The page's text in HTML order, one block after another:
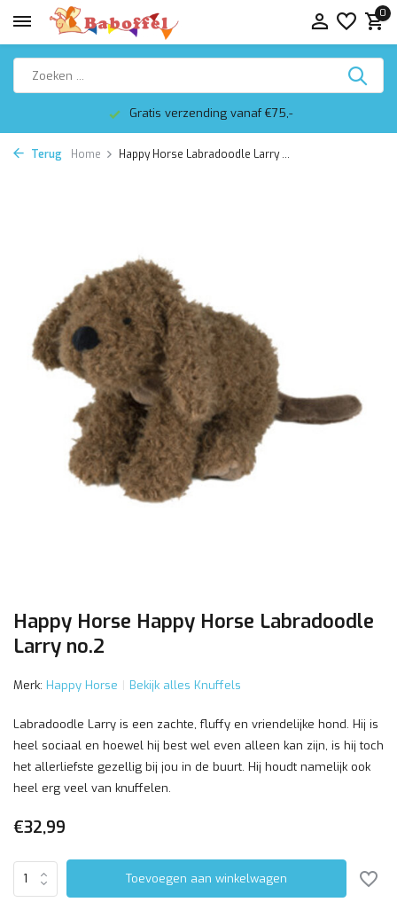
0
Gratis verzending vanaf €75,-
Terug Home Happy Horse Labradoodle Larry ...
Happy Horse Happy Horse Labradoodle
Larry no.2
Merk: Happy Horse Bekijk alles Knuffels
Labradoodle Larry is een zachte, fluffy en vriendelijke hond. Hij is
heel sociaal en hoewel hij best wel even alleen kan zijn, is hij toch
het allerliefste gezellig bij jou in de buurt. Hij houdt namelijk ook
heel erg veel van knuffelen.
€32,99
Toevoegen aan winkelwagen